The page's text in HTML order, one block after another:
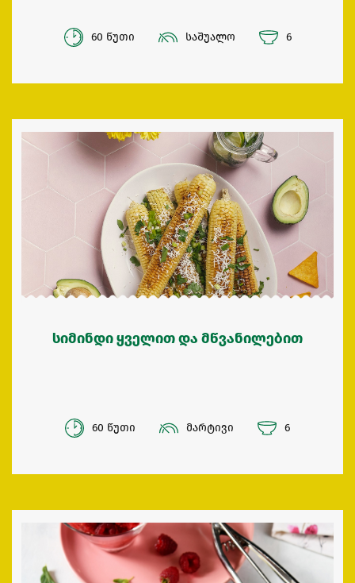
60 წუთი საშუალო 6
სიმინდი ყველით და მწვანილებით
60 წუთი მარტივი 6